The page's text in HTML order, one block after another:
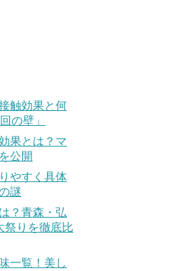
触効果と何
の壁」
果とは？マ
公開
やすく具体
謎
？青森・弘
祭りを徹底比
一覧！美し